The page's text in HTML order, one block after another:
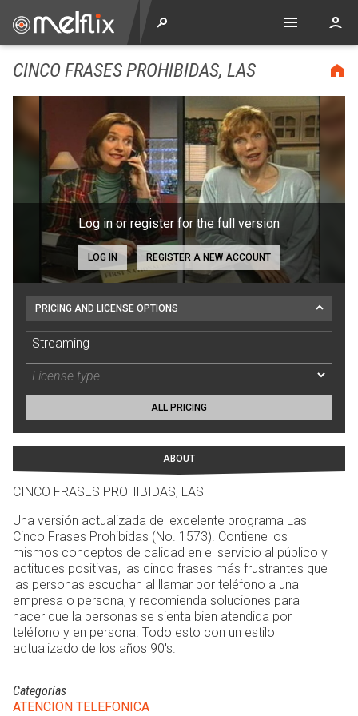
CINCO FRASES PROHIBIDAS, LAS
Log in or register for the full version
LOG IN REGISTER A NEW ACCOUNT
PRICING AND LICENSE OPTIONS
Streaming
ALL PRICING
ABOUT
CINCO FRASES PROHIBIDAS, LAS
Una versión actualizada del excelente programa Las
Cinco Frases Prohibidas (No. 1573). Contiene los
mismos conceptos de calidad en el servicio al público y
actitudes positivas, las cinco frases más frustrantes que
las personas escuchan al llamar por teléfono a una
empresa o persona, y recomienda soluciones para
hacer que la personas se sienta bien atendida por
teléfono y en persona. Todo esto con un estilo
actualizado de los años 90's.
Categorías
ATENCION TELEFONICA